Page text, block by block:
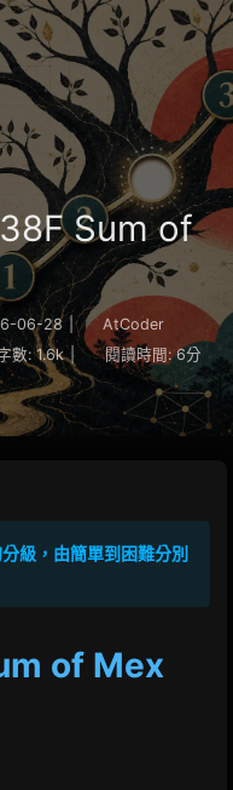
Sum of
06-28 |
AtCoder
數: 1.6k | 閱讀時間: 6分
級，由簡單到困難分別
of Mex